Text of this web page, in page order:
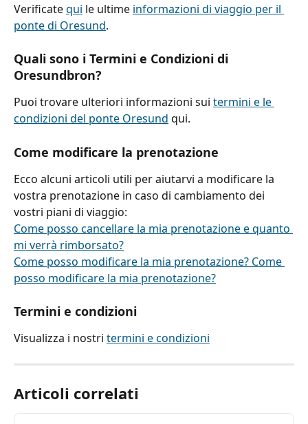
Verificate qui le ultime informazioni di viaggio per il
ponte di Oresund.
Quali sono i Termini e Condizioni di
Oresundbron?
Puoi trovare ulteriori informazioni sui termini e le
condizioni del ponte Oresund qui.
Come modificare la prenotazione
Ecco alcuni articoli utili per aiutarvi a modificare la
vostra prenotazione in caso di cambiamento dei
vostri piani di viaggio:
Come posso cancellare la mia prenotazione e quanto
mi verrà rimborsato?
Come posso modificare la mia prenotazione? Come
posso modificare la mia prenotazione?
Termini e condizioni
Visualizza i nostri termini e condizioni
Articoli correlati